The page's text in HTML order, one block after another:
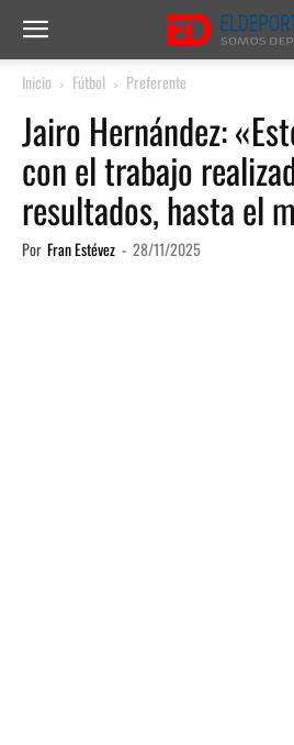
Inicio Fútbol Preferente
Jairo Hernández:
con el trabajo
resultados, hasta el
Por Fran Estévez - 28/11/2025